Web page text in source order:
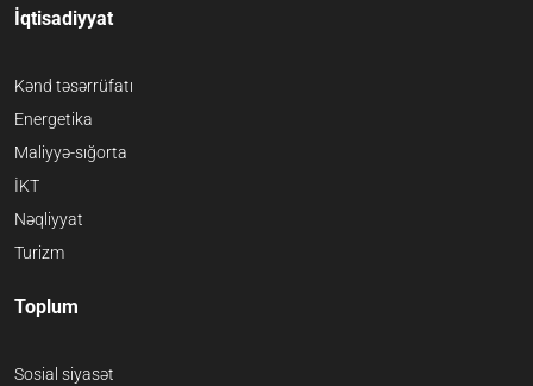
İqtisadiyyat
Kənd təsərrüfatı
Energetika
Maliyyə-sığorta
İKT
Nəqliyyat
Turizm
Toplum
Sosial siyasət